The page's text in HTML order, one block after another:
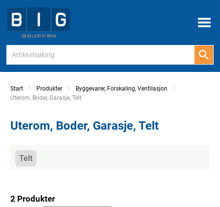
Meny
Start Produkter
Byggevarer, Forskaling, Ventilasjon
Current:
Uterom, Boder, Garasje, Telt
Uterom, Boder, Garasje, Telt
Kategorier
Telt
2 Produkter